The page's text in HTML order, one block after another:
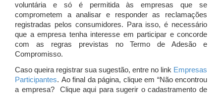
voluntária e só é permitida às empresas que se
comprometem a analisar e responder as reclamações
registradas pelos consumidores. Para isso, é necessário
que a empresa tenha interesse em participar e concorde
com as regras previstas no Termo de Adesão e
Compromisso.
Caso queira registrar sua sugestão, entre no link Empresas
Participantes. Ao final da página, clique em “Não encontrou
a empresa? Clique aqui para sugerir o cadastramento de